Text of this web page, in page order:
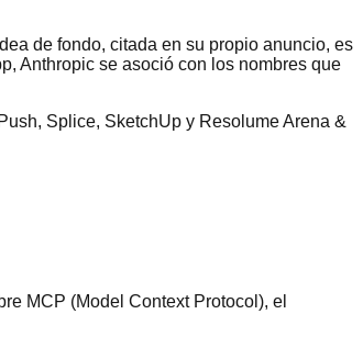
de fondo, citada en su propio anuncio, es
Anthropic se asoció con los nombres que
Splice, SketchUp y Resolume Arena &
MCP (Model Context Protocol), el